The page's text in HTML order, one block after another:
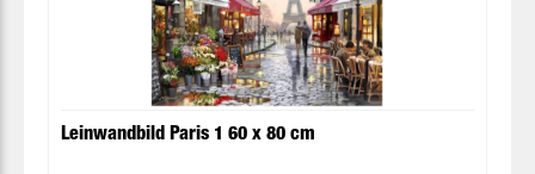
Leinwandbild Paris 1 60 x 80 cm